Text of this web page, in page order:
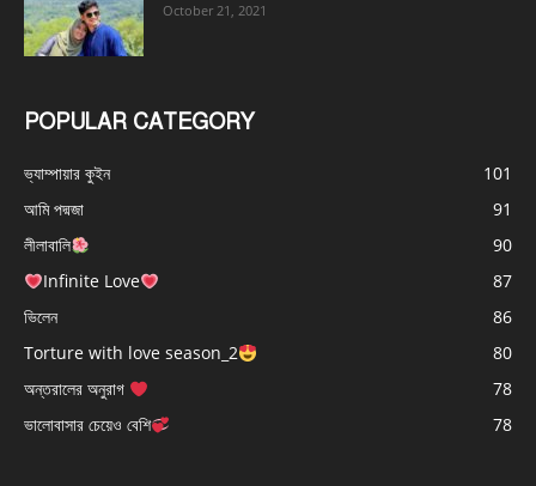
October 21, 2021
POPULAR CATEGORY
ভ্যাম্পায়ার কুইন
101
আমি পদ্মজা
91
লীলাবালি
90
Infinite Love
87
ভিলেন
86
Torture with love season_2
80
অন্তরালের অনুরাগ
78
ভালোবাসার চেয়েও বেশি
78